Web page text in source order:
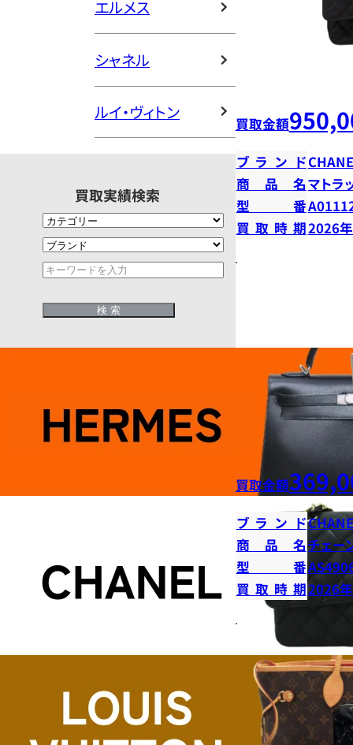
エルメス
シャネル
ルイ・ヴィトン
買取実績検索
買取金額
ブランド
商品名マトラ
型番
買取時期2026
買取金額
ブランド
商品名チェー
型番
買取時期2026